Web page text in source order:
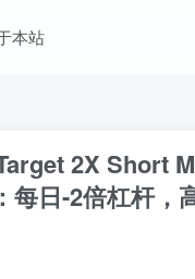
本站
2X Short
日-2倍杠杆，